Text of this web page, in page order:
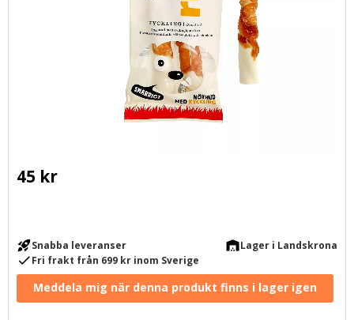
45 kr
rocket_launchSnabba leveranser warehouseLager i Landskrona
checkFri frakt från 699 kr inom Sverige